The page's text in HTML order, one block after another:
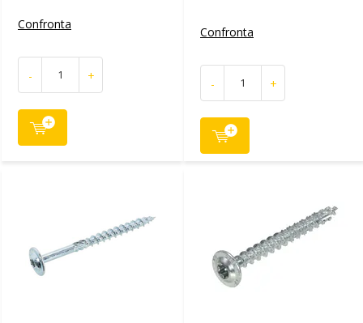
Confronta
- +
Confronta
- +